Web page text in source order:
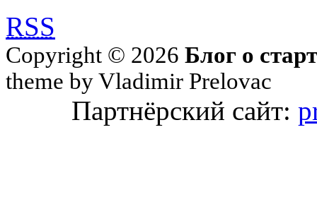
RSS
Copyright © 2026 Блог о
theme by Vladimir Prelovac
Партнёрский сайт: